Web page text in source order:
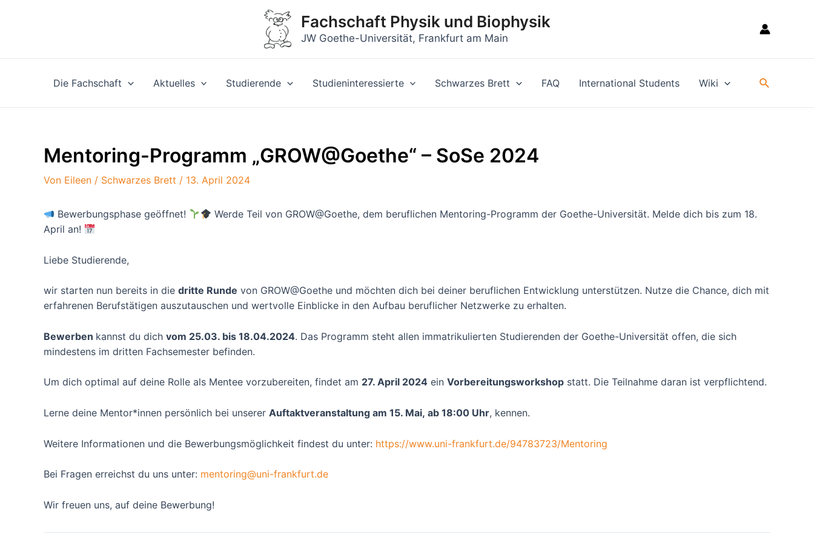
Fachschaft Physik und Biophysik
JW Goethe-Universität, Frankfurt am Main
Die Fachschaft Aktuelles Studierende Studieninteressierte Schwarzes Brett FAQ International Students Wiki Suche
Mentoring-Programm „GROW@Goethe“ – SoSe 2024
Von Eileen / Schwarzes Brett / 13. April 2024
Bewerbungsphase geöffnet!
Werde Teil von GROW@Goethe, dem beruflichen Mentoring-Programm der Goethe-Universität. Melde dich bis zum 18.
April an!
Liebe Studierende,
wir starten nun bereits in die dritte Runde von GROW@Goethe und möchten dich bei deiner beruflichen Entwicklung unterstützen. Nutze die Chance, dich mit
erfahrenen Berufstätigen auszutauschen und wertvolle Einblicke in den Aufbau beruflicher Netzwerke zu erhalten.
Bewerben kannst du dich vom 25.03. bis 18.04.2024. Das Programm steht allen immatrikulierten Studierenden der Goethe-Universität offen, die sich
mindestens im dritten Fachsemester befinden.
Um dich optimal auf deine Rolle als Mentee vorzubereiten, findet am 27. April 2024 ein Vorbereitungsworkshop statt. Die Teilnahme daran ist verpflichtend.
Lerne deine Mentor*innen persönlich bei unserer Auftaktveranstaltung am 15. Mai, ab 18:00 Uhr, kennen.
Weitere Informationen und die Bewerbungsmöglichkeit findest du unter: https://www.uni-frankfurt.de/94783723/Mentoring
Bei Fragen erreichst du uns unter: mentoring@uni-frankfurt.de
Wir freuen uns, auf deine Bewerbung!